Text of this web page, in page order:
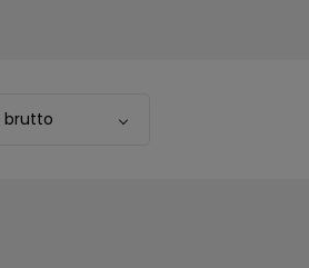
brutto